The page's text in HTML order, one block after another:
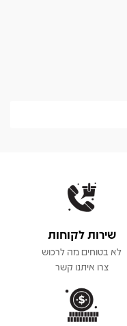
שירות לקוחות
לא בטוחים מה לרכוש
צרו איתנו קשר